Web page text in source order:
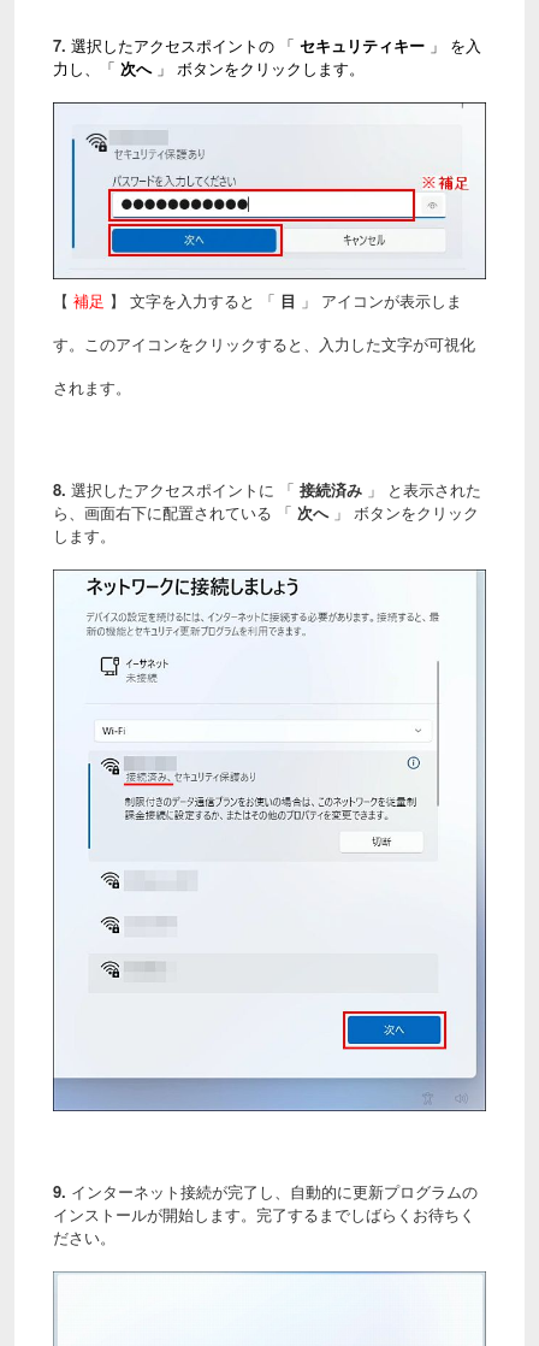
7. 選択したアクセスポイントの 「 セキュリティキー 」 を入
力し、「 次へ」 ボタンをクリックします。
【 補足 】 文字を入力すると 「 目 」 アイコンが表示しま
す。このアイコンをクリックすると、入力した文字が可視化
されます。
8. 選択したアクセスポイントに 「 接続済み 」 と表示された
ら、 画面右下に配置されている 「 次へ」 ボタンをクリック
します。
9. インターネット接続が完了し、自動的に更新プログラムの
インストールが開始します。完了するまでしばらくお待ちく
ださい。